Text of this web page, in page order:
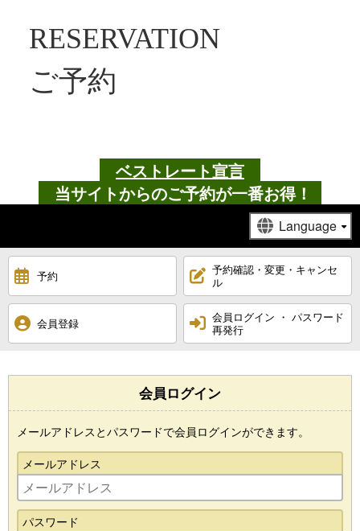
RESERVATION
ご予約
ベストレート宣言
当サイトからのご予約が一番お得！
予約
予約確認・変更・キャンセ
ル
会員登録
会員ログイン ・ パスワード
再発行
会員ログイン
メールアドレスとパスワードで会員ログインができます。
メールアドレス
パスワード